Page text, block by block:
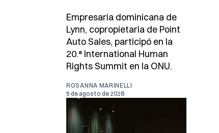
Empresaria dominicana de
Lynn, copropietaria de Point
Auto Sales, participó en la
20.ª International Human
Rights Summit en la ONU.
ROSANNA MARINELLI
5 de agosto de 2026